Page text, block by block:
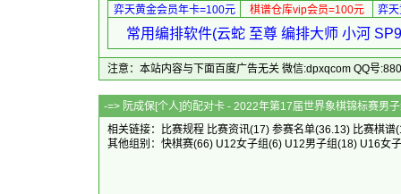
弈天黄金会员年卡=100元
棋谱仓库vip会员=100元 弈
常用编排软件(云蛇 至尊 编排大师 小河
注意：本站内容与下面百度广告无关 微信:dpxqcom QQ号
-=> 阮成保[个人]的配对卡 - 2022年
相关链接：
比赛规程 比赛资讯(17) 参赛名单(36.13) 比赛棋谱
其他组别： 快棋赛(66) U12女子组(6) U12男子组(18) U16女